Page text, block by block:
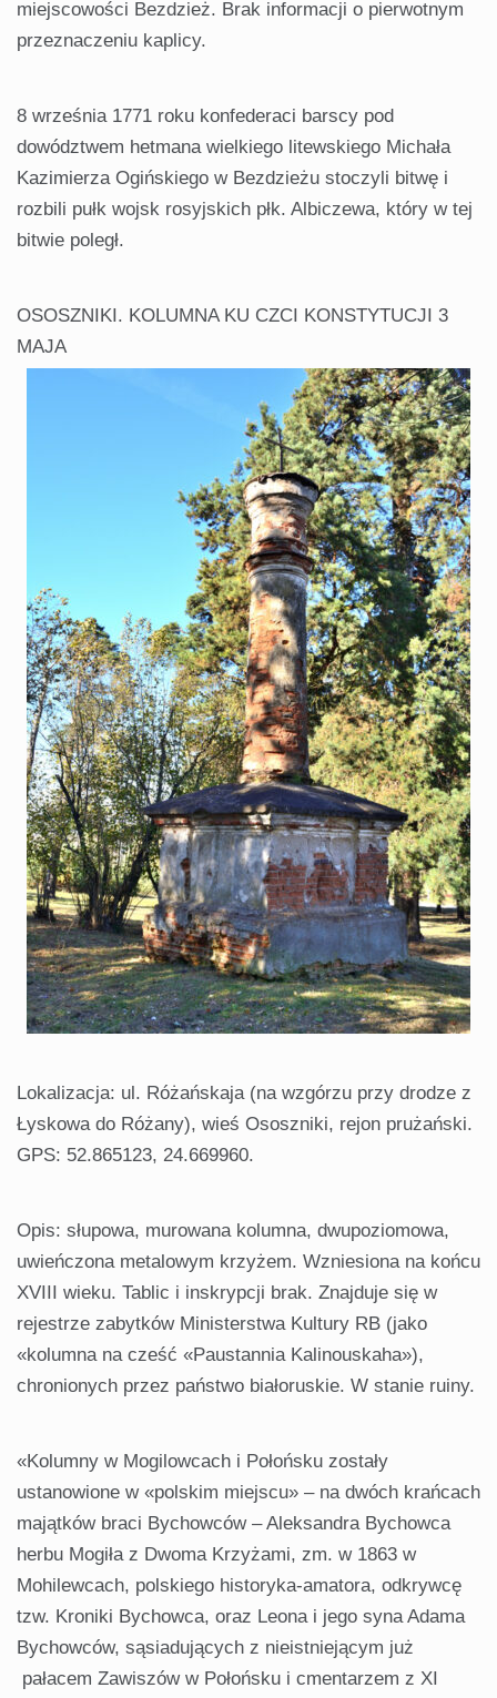
miejscowości Bezdzież. Brak informacji o pierwotnym
przeznaczeniu kaplicy.
8 września 1771 roku konfederaci barscy pod
dowództwem hetmana wielkiego litewskiego Michała
Kazimierza Ogińskiego w Bezdzieżu stoczyli bitwę i
rozbili pułk wojsk rosyjskich płk. Albiczewa, który w tej
bitwie poległ.
OSOSZNIKI. KOLUMNA KU CZCI KONSTYTUCJI 3
MAJA
Lokalizacja: ul. Różańskaja (na wzgórzu przy drodze z
Łyskowa do Różany), wieś Ososzniki, rejon prużański.
GPS: 52.865123, 24.669960.
Opis: słupowa, murowana kolumna, dwupoziomowa,
uwieńczona metalowym krzyżem. Wzniesiona na końcu
XVIII wieku. Tablic i inskrypcji brak. Znajduje się w
rejestrze zabytków Ministerstwa Kultury RB (jako
«kolumna na cześć «Paustannia Kalinouskaha»),
chronionych przez państwo białoruskie. W stanie ruiny.
«Kolumny w Mogilowcach i Połońsku zostały
ustanowione w «polskim miejscu» – na dwóch krańcach
majątków braci Bychowców – Aleksandra Bychowca
herbu Mogiła z Dwoma Krzyżami, zm. w 1863 w
Mohilewcach, polskiego historyka-amatora, odkrywcę
tzw. Kroniki Bychowca, oraz Leona i jego syna Adama
Bychowców, sąsiadujących z nieistniejącym już
pałacem Zawiszów w Połońsku i cmentarzem z XI